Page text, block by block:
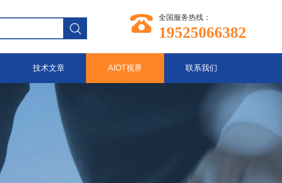
全国服务热线：
19525066382
技术文章 AIOT视界 联系我们